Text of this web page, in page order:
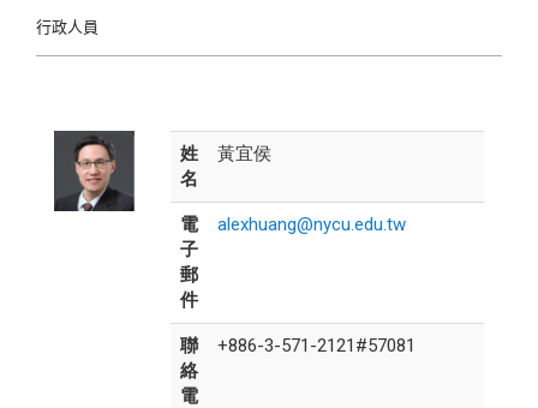
行政人員
姓
名
黃宜侯
電
子
郵
件
alexhuang@nycu.edu.tw
聯
絡
電
+886-3-571-2121#57081